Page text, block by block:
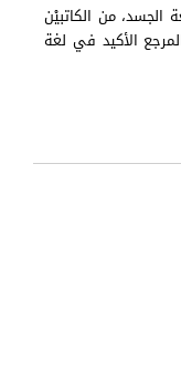
من الكاتبيْن
الأكيد في لغة